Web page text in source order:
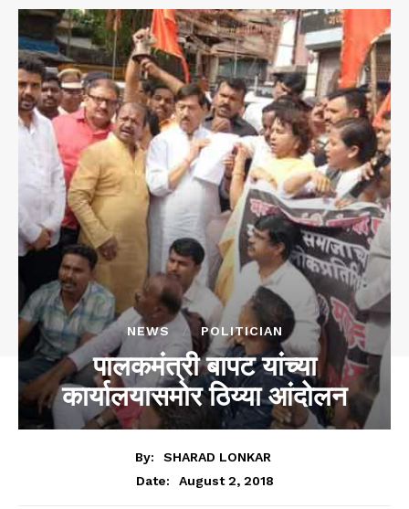
NEWS POLITICIAN
पालकमंत्री बापट यांच्या
कार्यालयासमोर ठिय्या आंदोलन
By:
SHARAD LONKAR
Date:
August 2, 2018